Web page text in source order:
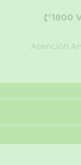
1800
Atención